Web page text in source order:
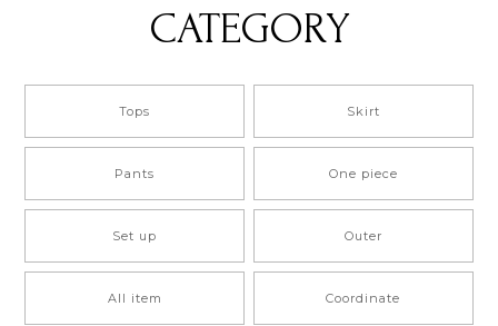
CATEGORY
Tops Skirt
Pants One piece
Set up Outer
All item Coordinate